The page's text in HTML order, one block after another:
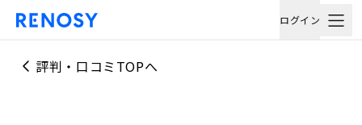
ログイン
評判・口コミTOPへ